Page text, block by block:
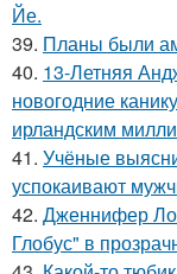
Йе.
39. Планы были
40. 13-Летняя
новогодние
ирландским
41. Учёные
успокаивают
42. Дженнифер
Глобус" в